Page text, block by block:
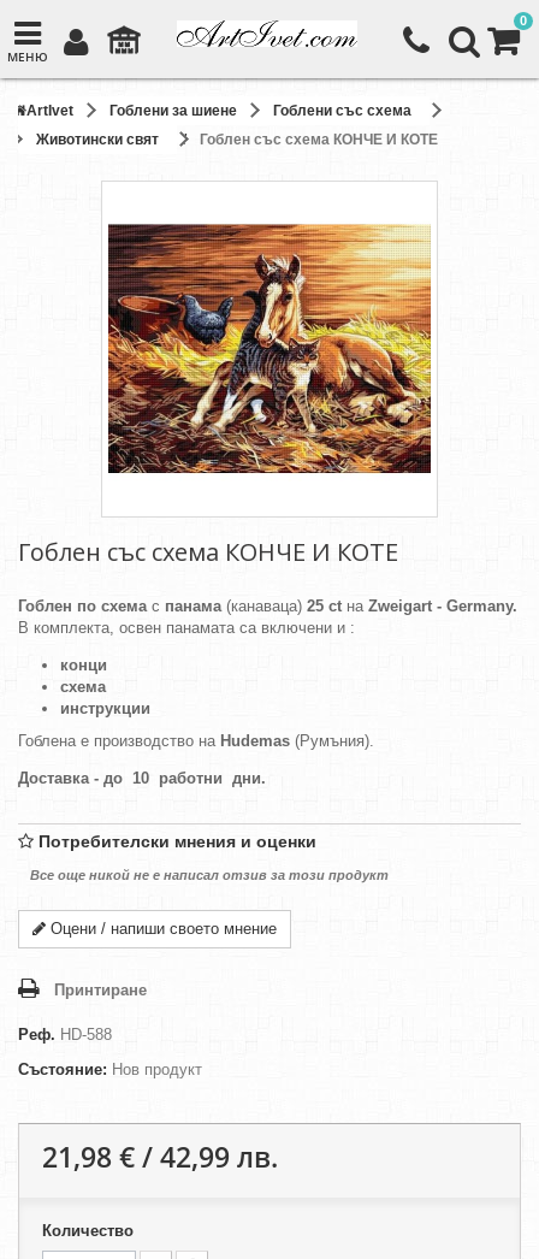
МЕНЮ
0
ArtIvet Гоблени за шиене
Гоблени със схема
Животински свят
Гоблен със схема КОНЧЕ И КОТЕ
Гоблен със схема КОНЧЕ И КОТЕ
Гоблен по схемас панама(канаваца) 25 ctна Zweigart - Germany.
В комплекта, освен панамата са включени и :
конци
схема
инструкции
Гоблена е производство на Hudemas (Румъния).
Доставка - до 10 работни дни.
Потребителски мнения и оценки
Все още никой не е написал отзив за този продукт
Оцени / напиши своето мнение
Принтиране
Реф. HD-588
Състояние: Нов продукт
21,98 € / 42,99 лв.
Количество